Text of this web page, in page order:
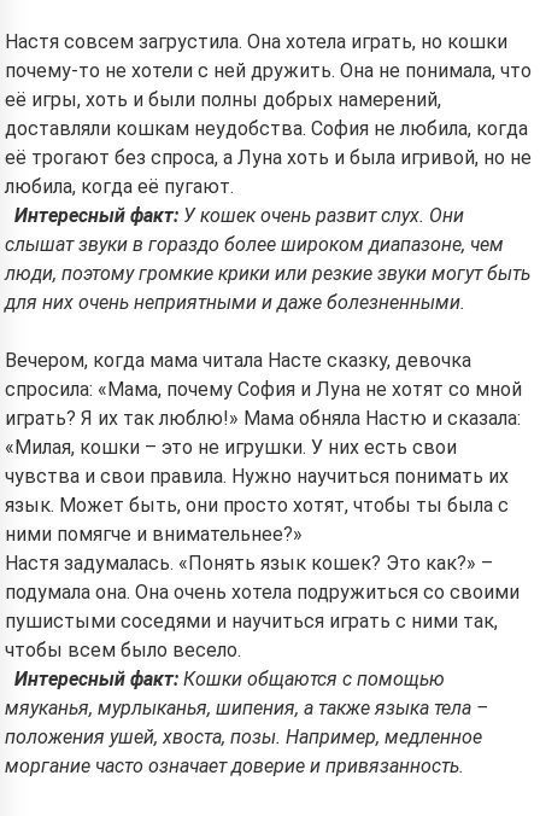
Настя совсем загрустила. Она хотела играть, но кошки
почему-то не хотели с ней дружить. Она не понимала, что
её игры, хоть и были полны добрых намерений,
доставляли кошкам неудобства. София не любила, когда
её трогают без спроса, а Луна хоть и была игривой, но не
любила, когда её пугают.
Интересный факт: У кошек очень развит слух. Они
слышат звуки в гораздо более широком диапазоне, чем
люди, поэтому громкие крики или резкие звуки могут быть
для них очень неприятными и даже болезненными.
Вечером, когда мама читала Насте сказку, девочка
спросила: «Мама, почему София и Луна не хотят со мной
играть? Я их так люблю!» Мама обняла Настю и сказала:
«Милая, кошки – это не игрушки. У них есть свои
чувства и свои правила. Нужно научиться понимать их
язык. Может быть, они просто хотят, чтобы ты была с
ними помягче и внимательнее?»
Настя задумалась. «Понять язык кошек? Это как?» –
подумала она. Она очень хотела подружиться со своими
пушистыми соседями и научиться играть с ними так,
чтобы всем было весело.
Интересный факт: Кошки общаются с помощью
мяуканья, мурлыканья, шипения, а также языка тела –
положения ушей, хвоста, позы. Например, медленное
моргание часто означает доверие и привязанность.